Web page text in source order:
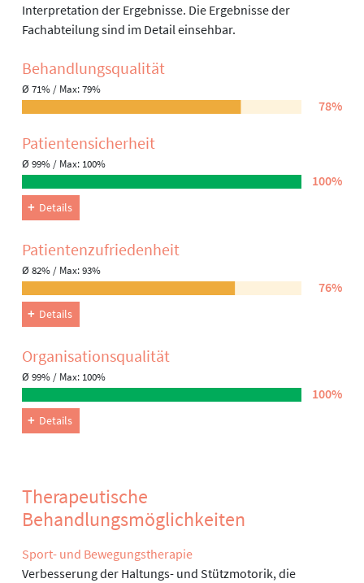
Interpretation der Ergebnisse. Die Ergebnisse der
Fachabteilung sind im Detail einsehbar.
Behandlungs­qualität
Ø 71% / Max: 79%
78%
Patienten­sicherheit
Ø 99% / Max: 100%
100%
Details
Patienten­zufriedenheit
Ø 82% / Max: 93%
76%
Details
Organisations­qualität
Ø 99% / Max: 100%
100%
Details
Therapeutische
Behandlungsmöglichkeiten
Sport- und Bewegungstherapie
Verbesserung der Haltungs- und Stützmotorik, die